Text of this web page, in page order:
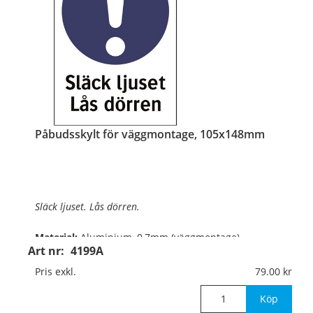
Påbudsskylt för väggmontage, 105x148mm
Art nr: 4199A
Släck ljuset. Lås dörren.
Material: Aluminium, 0,7mm (väggmontage)
Mått:105x148mm
Pris exkl. 79.00
Köp